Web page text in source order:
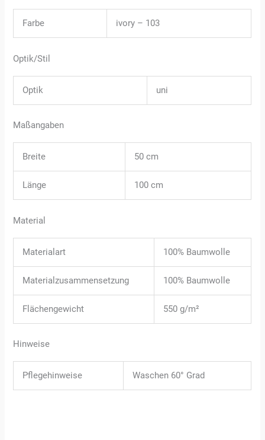
Farbe ivory – 103
Optik/Stil
Optik uni
Maßangaben
Breite 50 cm
Länge 100 cm
Material
Materialart 100% Baumwolle
Materialzusammensetzung 100% Baumwolle
Flächengewicht 550 g/m²
Hinweise
Pflegehinweise Waschen 60° Grad